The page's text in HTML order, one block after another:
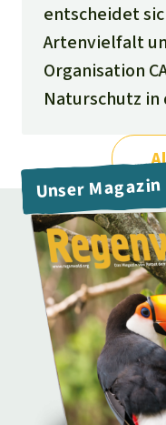
entscheidet
Artenvielfalt
Organisation
Naturschutz in